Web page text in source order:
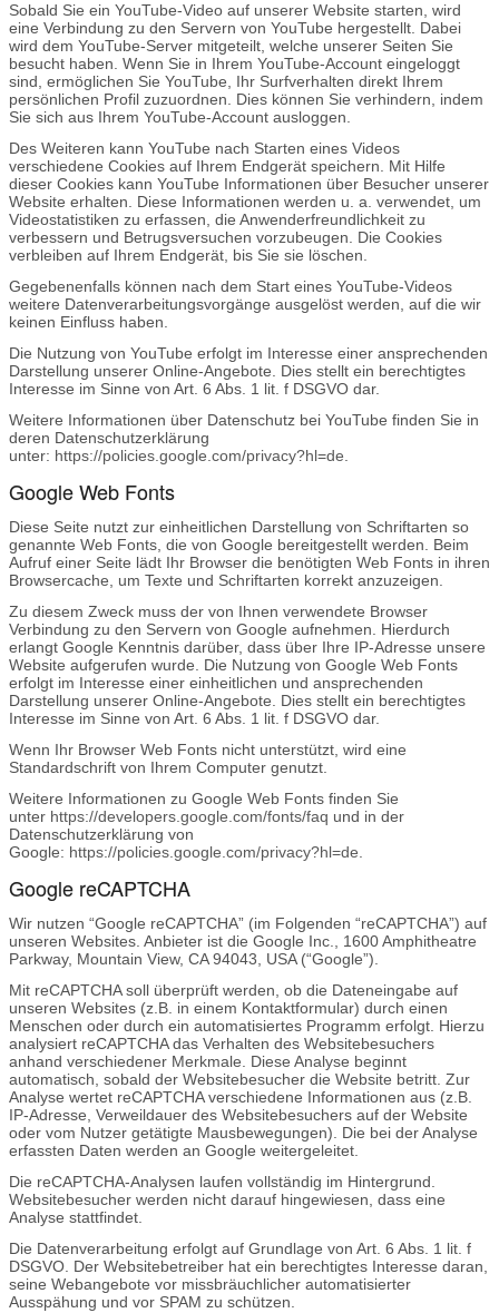
Sobald Sie ein YouTube-Video auf unserer Website starten, wird
eine Verbindung zu den Servern von YouTube hergestellt. Dabei
wird dem YouTube-Server mitgeteilt, welche unserer Seiten Sie
besucht haben. Wenn Sie in Ihrem YouTube-Account eingeloggt
sind, ermöglichen Sie YouTube, Ihr Surfverhalten direkt Ihrem
persönlichen Profil zuzuordnen. Dies können Sie verhindern, indem
Sie sich aus Ihrem YouTube-Account ausloggen.
Des Weiteren kann YouTube nach Starten eines Videos
verschiedene Cookies auf Ihrem Endgerät speichern. Mit Hilfe
dieser Cookies kann YouTube Informationen über Besucher unserer
Website erhalten. Diese Informationen werden u. a. verwendet, um
Videostatistiken zu erfassen, die Anwenderfreundlichkeit zu
verbessern und Betrugsversuchen vorzubeugen. Die Cookies
verbleiben auf Ihrem Endgerät, bis Sie sie löschen.
Gegebenenfalls können nach dem Start eines YouTube-Videos
weitere Datenverarbeitungsvorgänge ausgelöst werden, auf die wir
keinen Einfluss haben.
Die Nutzung von YouTube erfolgt im Interesse einer ansprechenden
Darstellung unserer Online-Angebote. Dies stellt ein berechtigtes
Interesse im Sinne von Art. 6 Abs. 1 lit. f DSGVO dar.
Weitere Informationen über Datenschutz bei YouTube finden Sie in
deren Datenschutzerklärung
unter: https://policies.google.com/privacy?hl=de.
Google Web Fonts
Diese Seite nutzt zur einheitlichen Darstellung von Schriftarten so
genannte Web Fonts, die von Google bereitgestellt werden. Beim
Aufruf einer Seite lädt Ihr Browser die benötigten Web Fonts in ihren
Browsercache, um Texte und Schriftarten korrekt anzuzeigen.
Zu diesem Zweck muss der von Ihnen verwendete Browser
Verbindung zu den Servern von Google aufnehmen. Hierdurch
erlangt Google Kenntnis darüber, dass über Ihre IP-Adresse unsere
Website aufgerufen wurde. Die Nutzung von Google Web Fonts
erfolgt im Interesse einer einheitlichen und ansprechenden
Darstellung unserer Online-Angebote. Dies stellt ein berechtigtes
Interesse im Sinne von Art. 6 Abs. 1 lit. f DSGVO dar.
Wenn Ihr Browser Web Fonts nicht unterstützt, wird eine
Standardschrift von Ihrem Computer genutzt.
Weitere Informationen zu Google Web Fonts finden Sie
unter https://developers.google.com/fonts/faq und in der
Datenschutzerklärung von
Google: https://policies.google.com/privacy?hl=de.
Google reCAPTCHA
Wir nutzen “Google reCAPTCHA” (im Folgenden “reCAPTCHA”) auf
unseren Websites. Anbieter ist die Google Inc., 1600 Amphitheatre
Parkway, Mountain View, CA 94043, USA (“Google”).
Mit reCAPTCHA soll überprüft werden, ob die Dateneingabe auf
unseren Websites (z.B. in einem Kontaktformular) durch einen
Menschen oder durch ein automatisiertes Programm erfolgt. Hierzu
analysiert reCAPTCHA das Verhalten des Websitebesuchers
anhand verschiedener Merkmale. Diese Analyse beginnt
automatisch, sobald der Websitebesucher die Website betritt. Zur
Analyse wertet reCAPTCHA verschiedene Informationen aus (z.B.
IP-Adresse, Verweildauer des Websitebesuchers auf der Website
oder vom Nutzer getätigte Mausbewegungen). Die bei der Analyse
erfassten Daten werden an Google weitergeleitet.
Die reCAPTCHA-Analysen laufen vollständig im Hintergrund.
Websitebesucher werden nicht darauf hingewiesen, dass eine
Analyse stattfindet.
Die Datenverarbeitung erfolgt auf Grundlage von Art. 6 Abs. 1 lit. f
DSGVO. Der Websitebetreiber hat ein berechtigtes Interesse daran,
seine Webangebote vor missbräuchlicher automatisierter
Ausspähung und vor SPAM zu schützen.